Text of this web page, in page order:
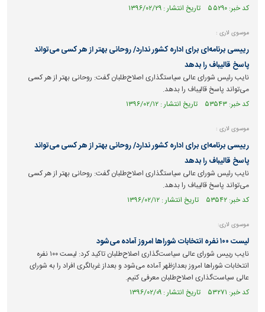
کد خبر: ۵۵۲۹۰ تاریخ انتشار : ۱۳۹۶/۰۲/۲۹
موسوی لاری :
رییسی برنامه‌ای برای اداره کشور ندارد/ روحانی بهتر از هر کسی می‌تواند
پاسخ قالیباف را بدهد
نایب رئیس شورای عالی سیاستگذاری اصلاح‌طلبان گفت: روحانی بهتر از هر کسی
می‌تواند پاسخ قالیباف را بدهد.
کد خبر: ۵۳۵۴۳ تاریخ انتشار : ۱۳۹۶/۰۲/۱۲
موسوی لاری :
رییسی برنامه‌ای برای اداره کشور ندارد/ روحانی بهتر از هر کسی می‌تواند
پاسخ قالیباف را بدهد
نایب رئیس شورای عالی سیاستگذاری اصلاح‌طلبان گفت: روحانی بهتر از هر کسی
می‌تواند پاسخ قالیباف را بدهد.
کد خبر: ۵۳۵۴۲ تاریخ انتشار : ۱۳۹۶/۰۲/۱۲
موسوی لاری:
لیست ۱۰۰ نفره انتخابات شوراها امروز آماده می‌شود
نایب رییس شورای عالی سیاست‌گذاری اصلاح‌طلبان تاکید کرد: لیست ۱۰۰ نفره
انتخابات شوراها امروز بعدازظهر آماده می‌شود و بعداز غربالگری افراد را به شورای
عالی سیاست‌گذاری اصلاح‌طلبان معرفی کنیم.
کد خبر: ۵۳۲۷۱ تاریخ انتشار : ۱۳۹۶/۰۲/۰۹